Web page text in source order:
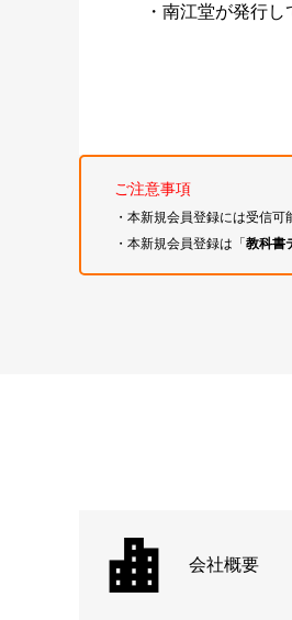
・南江堂が発行
ご注意事項
・本新規会員登録には受信可
・本新規会員登録は「教科書
会社概要